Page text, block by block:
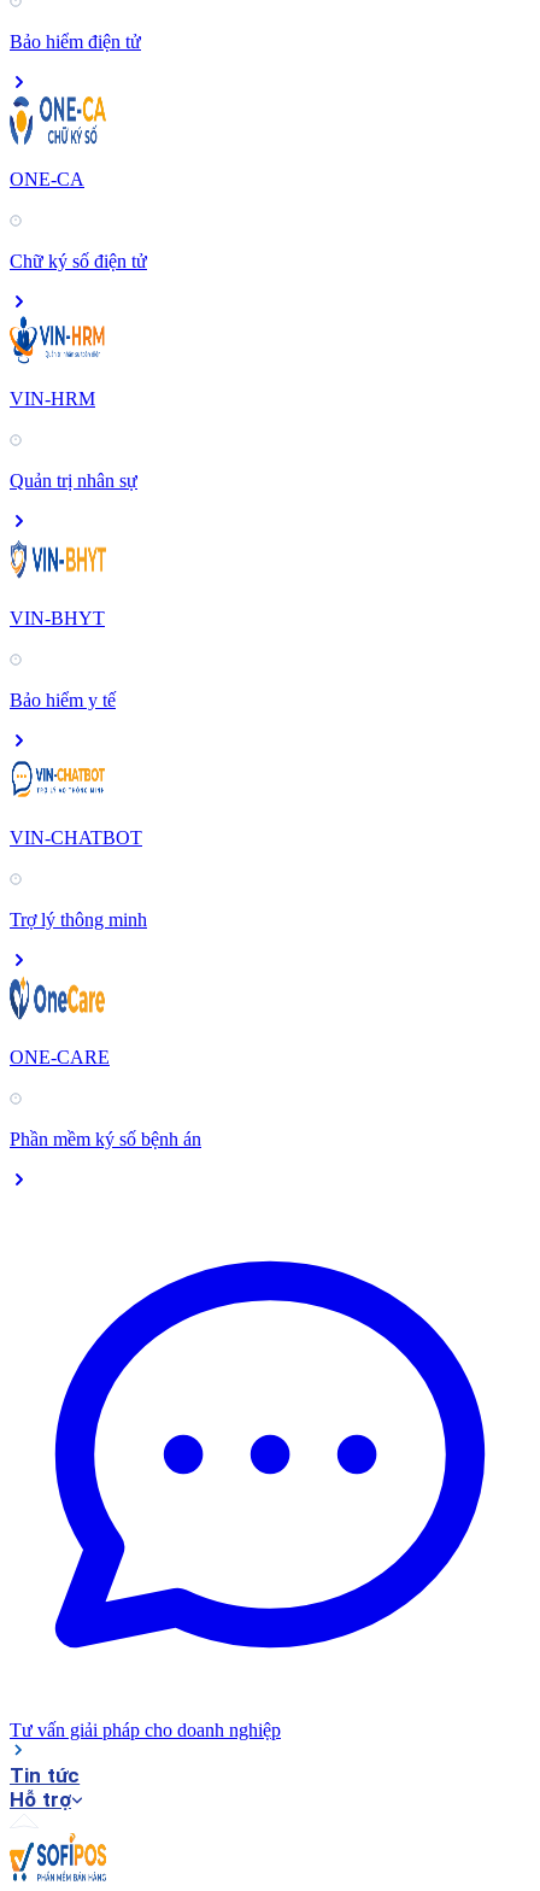
Bảo hiểm điện tử
ONE-CA
Chữ ký số điện tử
VIN-HRM
Quản trị nhân sự
VIN-BHYT
Bảo hiểm y tế
VIN-CHATBOT
Trợ lý thông minh
ONE-CARE
Phần mềm ký số bệnh án
Tư vấn giải pháp cho doanh nghiệp
Tin tức
Hỗ trợ